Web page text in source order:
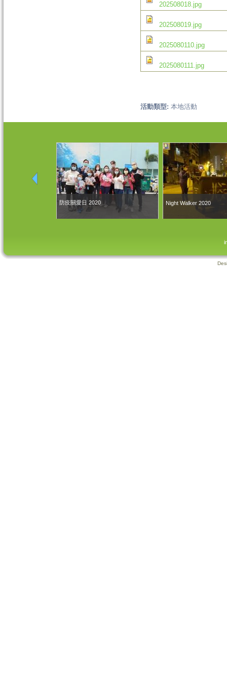
202508018.jpg
202508019.jpg
2025080110.jpg
2025080111.jpg
活動類型: 本地活動
防疫關愛日 2020 Night Walker 2020